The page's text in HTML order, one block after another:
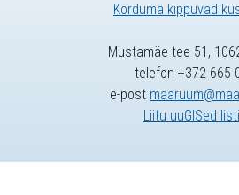
Korduma kippuvad
Mustamäe tee 51,
telefon +372 665
e-post
Liitu uuGISed